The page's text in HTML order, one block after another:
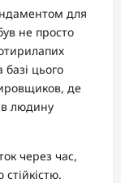
для
не просто
базі цього
де
людину
через час,